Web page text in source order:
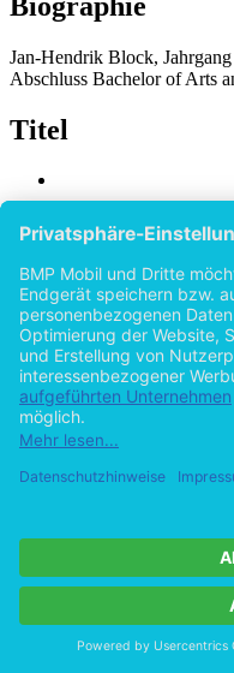
Jan-Hendrik Block,
Abschluss Bachelor of Arts
Titel
Auswirkungen
Stadtbild
vonJan-Hendrik
©2014 Bachelorarbeit
Hilfe/FAQ
Impressum
Datenschutz
AGB
Vertrag widerrufen
Copyright ©Imprint in der
Cookie-Einstellungen